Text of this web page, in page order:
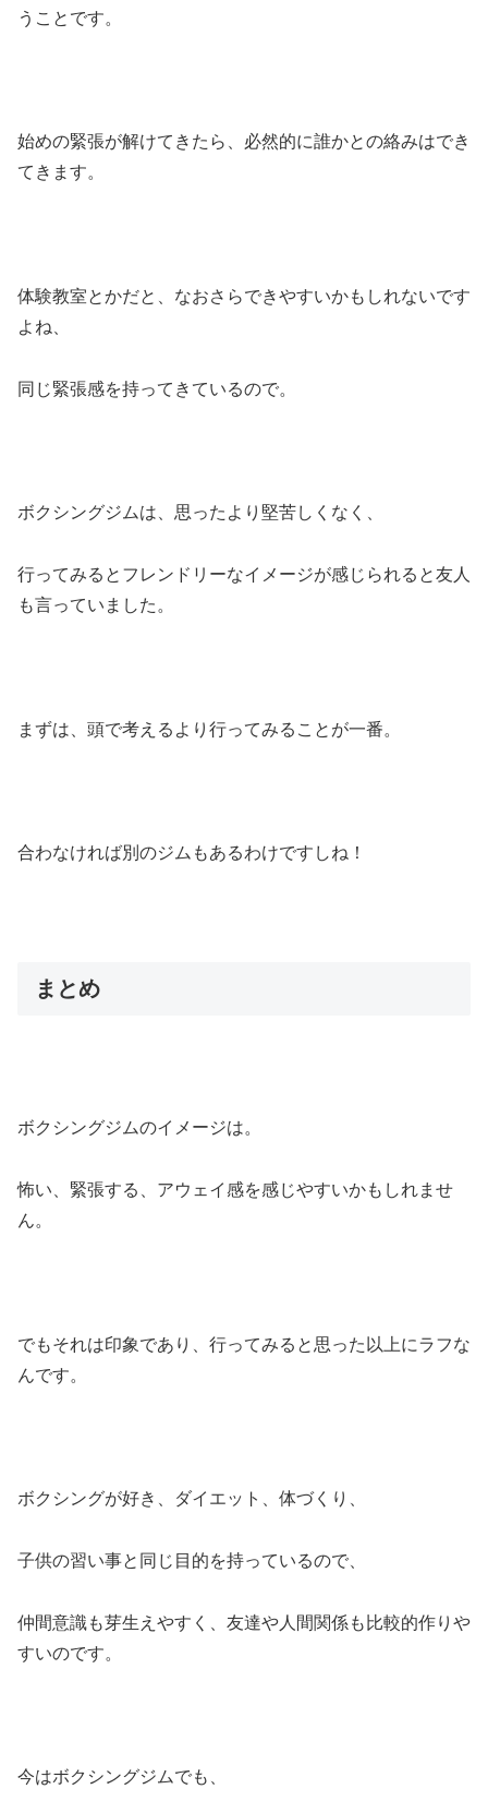
うことです。
始めの緊張が解けてきたら、必然的に誰かとの絡みはでき
てきます。
体験教室とかだと、なおさらできやすいかもしれないです
よね、
同じ緊張感を持ってきているので。
ボクシングジムは、思ったより堅苦しくなく、
行ってみるとフレンドリーなイメージが感じられると友人
も言っていました。
まずは、頭で考えるより行ってみることが一番。
合わなければ別のジムもあるわけですしね！
まとめ
ボクシングジムのイメージは。
怖い、緊張する、アウェイ感を感じやすいかもしれませ
ん。
でもそれは印象であり、行ってみると思った以上にラフな
んです。
ボクシングが好き、ダイエット、体づくり、
子供の習い事と同じ目的を持っているので、
仲間意識も芽生えやすく、友達や人間関係も比較的作りや
すいのです。
今はボクシングジムでも、